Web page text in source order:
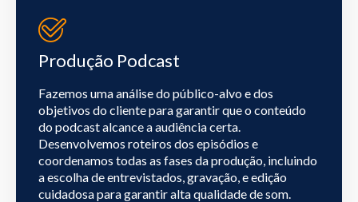
Produção Podcast
Fazemos uma análise do público-alvo e dos
objetivos do cliente para garantir que o conteúdo
do podcast alcance a audiência certa.
Desenvolvemos roteiros dos episódios e
coordenamos todas as fases da produção, incluindo
a escolha de entrevistados, gravação, e edição
cuidadosa para garantir alta qualidade de som.